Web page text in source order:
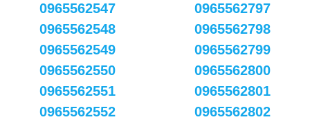
0965562547
0965562548
0965562549
0965562550
0965562551
0965562552
0965562797
0965562798
0965562799
0965562800
0965562801
0965562802